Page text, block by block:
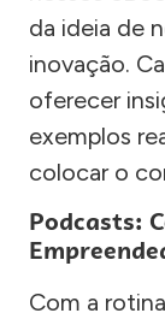
da ideia de
inovação.
oferecer
exemplos
colocar o
Podcasts:
Com a